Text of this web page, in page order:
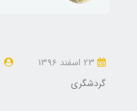
گردشگری